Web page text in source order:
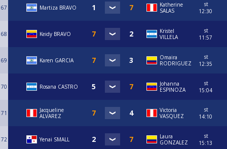
67 Martiza BRAVO
Katherine
SALAS
st
12:30
68 Keidy BRAVO
Kristel
VILLELA
st
11:57
69 Karen GARCIA
Omaira
RODRIGUEZ
st
12:35
70 Rosana CASTRO
Johanna
ESPINOZA
st
15:04
71
Jacqueline
ALVAREZ
Victoria
VASQUEZ
st
14:10
72 Yenai SMALL
Laura
GONZALEZ
st
15:13